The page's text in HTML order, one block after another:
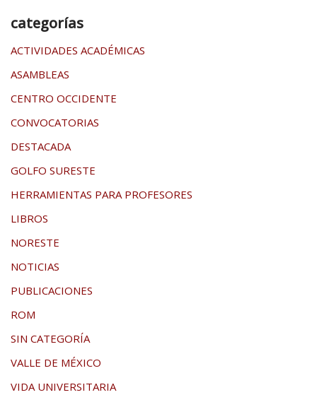
categorías
ACTIVIDADES ACADÉMICAS
ASAMBLEAS
CENTRO OCCIDENTE
CONVOCATORIAS
DESTACADA
GOLFO SURESTE
HERRAMIENTAS PARA PROFESORES
LIBROS
NORESTE
NOTICIAS
PUBLICACIONES
ROM
SIN CATEGORÍA
VALLE DE MÉXICO
VIDA UNIVERSITARIA